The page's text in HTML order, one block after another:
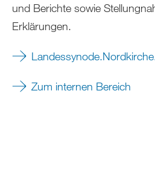
und Berichte sowie
Erklärungen.
Zum internen Bereich